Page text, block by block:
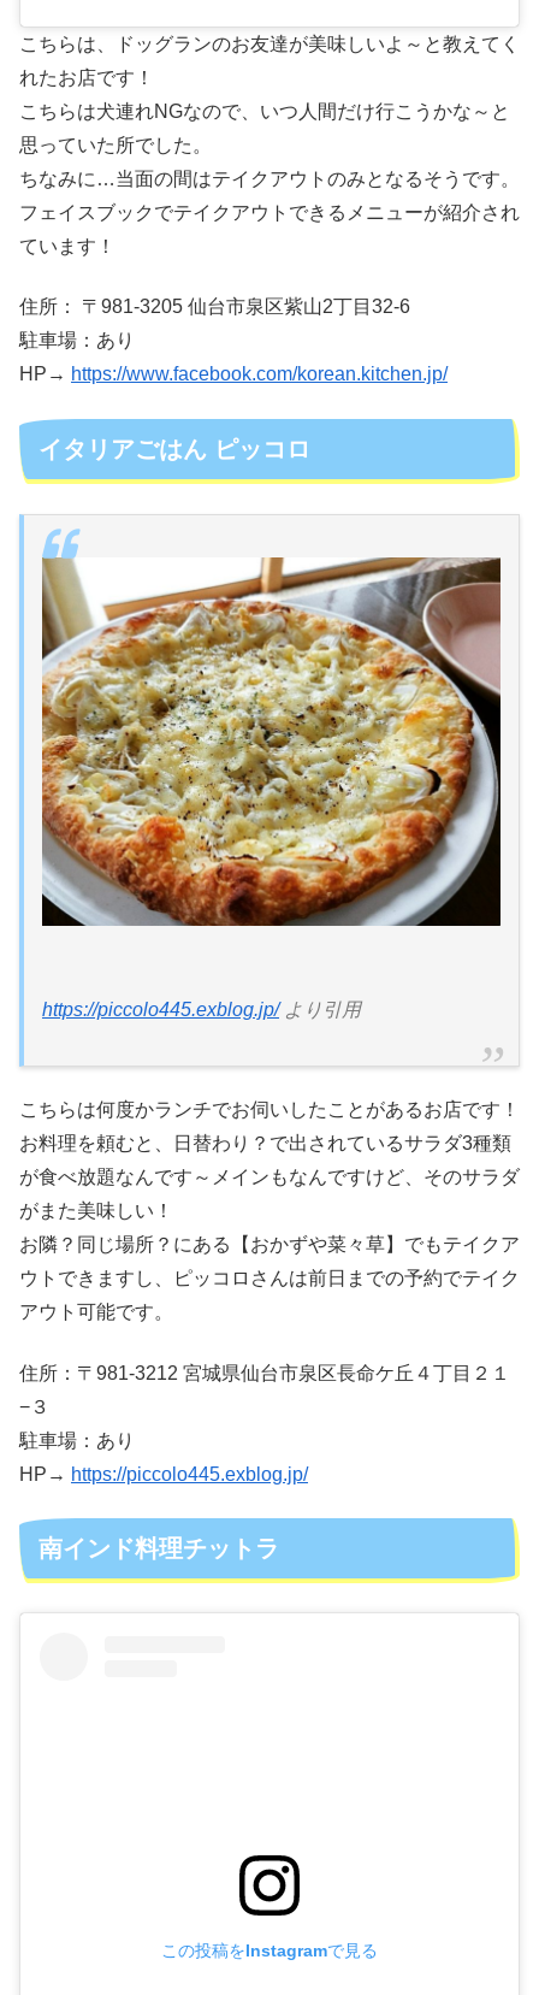
こちらは、ドッグランのお友達が美味しいよ～と教えてく
れたお店です！
こちらは犬連れNGなので、いつ人間だけ行こうかな～と
思っていた所でした。
ちなみに…当面の間はテイクアウトのみとなるそうです。
フェイスブックでテイクアウトできるメニューが紹介され
ています！
住所： 〒981-3205 仙台市泉区紫山2丁目32-6
駐車場：あり
HP→ https://www.facebook.com/korean.kitchen.jp/
イタリアごはん ピッコロ
https://piccolo445.exblog.jp/より引用
こちらは何度かランチでお伺いしたことがあるお店です！
お料理を頼むと、日替わり？で出されているサラダ3種類
が食べ放題なんです～メインもなんですけど、そのサラダ
がまた美味しい！
お隣？同じ場所？にある【おかずや菜々草】でもテイクア
ウトできますし、ピッコロさんは前日までの予約でテイク
アウト可能です。
住所：〒981-3212 宮城県仙台市泉区長命ケ丘４丁目２１
−３
駐車場：あり
HP→ https://piccolo445.exblog.jp/
南インド料理チットラ
この投稿をInstagramで見る